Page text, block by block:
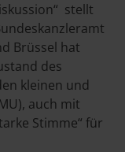
stellt
Brüssel hat
des
kleinen und
auch mit
Stimme“ für